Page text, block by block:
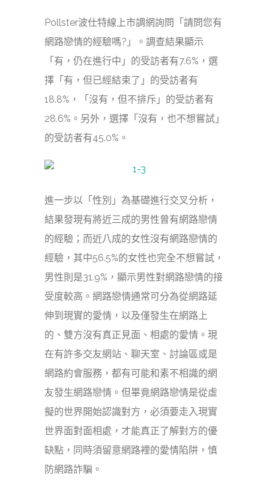
Pollster波仕特線上市調網詢問「請問您有
網路戀情的經驗嗎?」。調查結果顯示
「有，仍在進行中」的受訪者有7.6%，選
擇「有，但已經結束了」的受訪者有
18.8%，「沒有，但不排斥」的受訪者有
28.6%。另外，選擇「沒有，也不想嘗試」
的受訪者有45.0%。
進一步以「性別」為基礎進行交叉分析，
結果發現有將近三成的男性曾有網路戀情
的經驗；而近八成的女性沒有網路戀情的
經驗，其中56.5%的女性也完全不想嘗試，
男性則是31.9%，顯示男性對網路戀情的接
受度較高。網路戀情通常可分為從網路延
伸到現實的愛情，以及僅發生在網路上
的、雙方沒有真正見面、相處的愛情。現
在有許多交友網站、聊天室、討論區或是
網路約會服務，都有可能和素不相識的網
友發生網路戀情。但畢竟網路戀情是從虛
擬的世界開始認識對方，必須要走入現實
世界面對面相處，才能真正了解對方的優
缺點，同時須留意網路裡的愛情陷阱，慎
防網路詐騙。